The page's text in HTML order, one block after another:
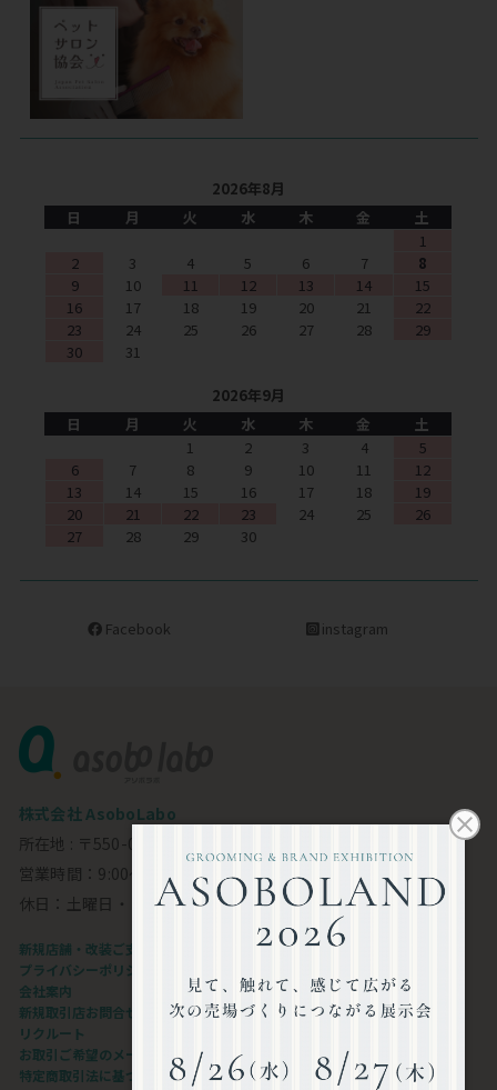
2026年8月
日
月 火 水 木 金
土
1
2
3 4 5 6 7
8
9
10 11 12 13 14
15
16
17 18 19 20 21
22
23
24 25 26 27 28
29
30
31
2026年9月
日
月 火 水 木 金
土
1
2 3 4
5
6
7 8 9 10 11
12
13
14 15 16 17 18
19
20
21 22 23 24 25
26
27
28 29 30
Facebook instagram
株式会社 AsoboLabo
所在地 : 〒550-0002 大阪市西区江戸堀1-23-11 6F
営業時間：9:00～18:00
休日：土曜日・日曜日・祝日
新規店舗・改装ご支援します
プライバシーポリシー
会社案内
新規取引店お問合せフォーム
リクルート
お取引ご希望のメーカー様
特定商取引法に基づく表記